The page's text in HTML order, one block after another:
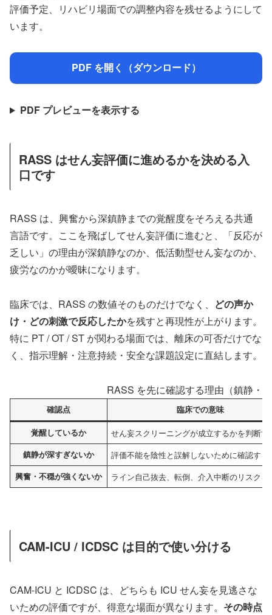
評価予定、リハビリ場面での調整内容を残せるようにして
います。
PDF を開く（ダウンロード）
PDF プレビューを表示する
RASS はせん妄評価に進めるかを決める入
口です
RASS は、興奮から深鎮静までの覚醒度をそろえる共通
言語です。ここを飛ばしてせん妄評価に進むと、「反応が
乏しい」の理由が深鎮静なのか、低活動型せん妄なのか、
疲労なのかが曖昧になります。
臨床では、RASS の数値そのものだけでなく、 どの声か
け・どの刺激で反応したかを残すと再現性が上がります。
特に PT / OT / ST が関わる場面では、離床の可否だけでな
く、指示理解・注意持続・安全な課題設定に直結します。
RASS を先に確認する理由（鎮静・
確認点 臨床での意味
覚醒しているか せん妄スクリーニングが成立するかを判断す
鎮静が深すぎないか 評価不能を陰性と誤解しないために確認する
興奮・不穏が強くないか ライン自己抜去、転倒、介入中断のリスクを
CAM-ICU / ICDSC は目的で使い分ける
CAM-ICU と ICDSC は、どちらも ICU せん妄を見逃さな
いための評価ですが、得意な場面が異なります。 その時点